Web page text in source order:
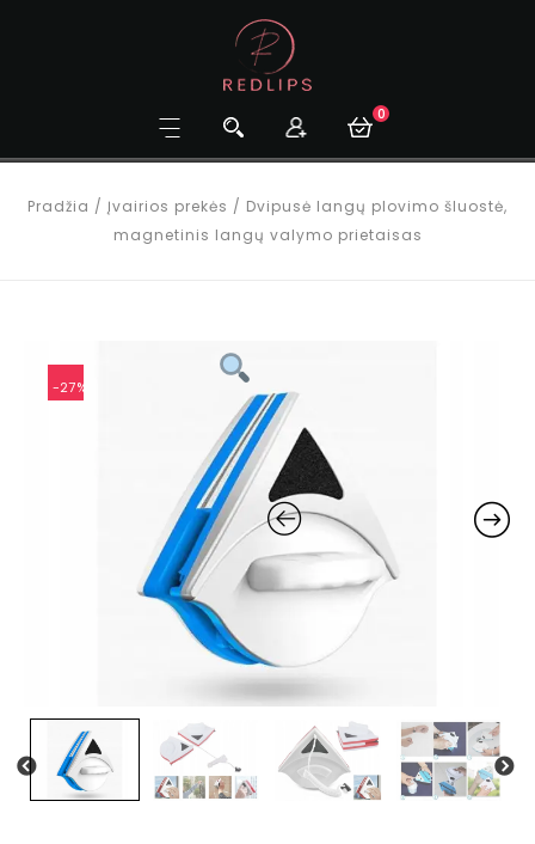
0
Pradžia / Įvairios prekės / Dvipusė langų plovimo šluostė,
magnetinis langų valymo prietaisas
-27%